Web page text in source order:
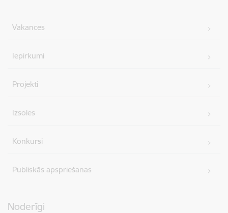
Vakances
Iepirkumi
Projekti
Izsoles
Konkursi
Publiskās apspriešanas
Noderīgi